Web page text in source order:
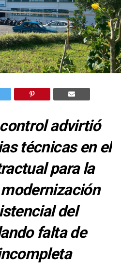
advirtió
técnicas en el
para la
del
falta de